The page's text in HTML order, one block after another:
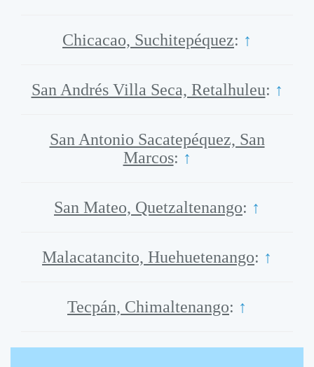
Chicacao, Suchitepéquez: ↑
San Andrés Villa Seca, Retalhuleu: ↑
San Antonio Sacatepéquez, San
Marcos: ↑
San Mateo, Quetzaltenango: ↑
Malacatancito, Huehuetenango: ↑
Tecpán, Chimaltenango: ↑